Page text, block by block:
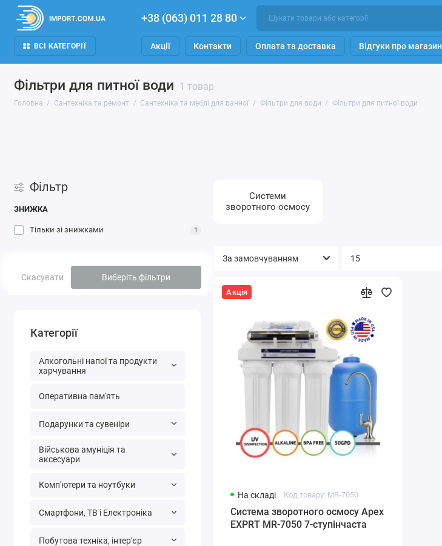
+38 (063) 011 28 80
ВСІ КАТЕГОРІЇ Акції Контакти Оплата та доставка Відгуки про магазин
Фільтри для питної води 1 товар
Головна Сантехніка та ремонт Сантехніка та меблі для ванної Фільтри для води Фільтри для питної води
Фільтр
ЗНИЖКА
Тільки зі знижками 1
Скасувати Виберіть фільтри
Категорії
Алкогольні напої та продукти
харчування
Оперативна пам'ять
Подарунки та сувеніри
Військова амуніція та
аксесуари
Комп'ютери та ноутбуки
Смартфони, ТВ і Електроніка
Побутова техніка, інтер'єр
Системи
зворотного осмосу
Акція
На складі Код товару: MR-7050
Система зворотного осмосу Apex
EXPRT MR-7050 7-ступінчаста